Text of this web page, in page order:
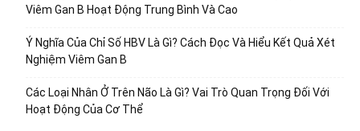
Viêm Gan B Hoạt Động Trung Bình Và Cao
Ý Nghĩa Của Chỉ Số HBV Là Gì? Cách Đọc Và Hiểu Kết Quả Xét
Nghiệm Viêm Gan B
Các Loại Nhân Ở Trên Não Là Gì? Vai Trò Quan Trọng Đối Với
Hoạt Động Của Cơ Thể